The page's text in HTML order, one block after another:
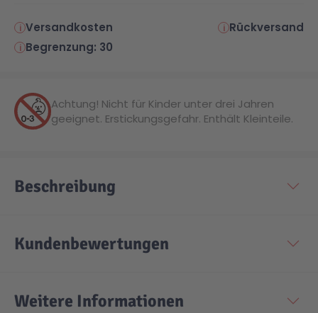
Super Mario
Aktion
Seltene Artikel
Cars
Versandkosten
Rückversand
Begrenzung: 30
Achtung! Nicht für Kinder unter drei Jahren
geeignet. Erstickungsgefahr. Enthält Kleinteile.
Beschreibung
Kundenbewertungen
Weitere Informationen